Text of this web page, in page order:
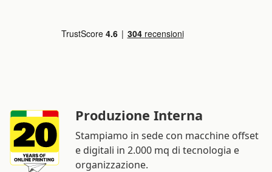
Produzione Interna
Stampiamo in sede con macchine offset
e digitali in 2.000 mq di tecnologia e
organizzazione.